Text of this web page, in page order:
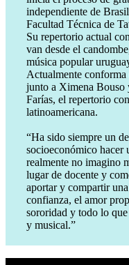
independiente de
Facultad Técnica de
Su repertorio actual
van desde el
música popular
Actualmente
junto a Ximena
Farías, el repertorio
latinoamericana.
“Ha sido siempre un
socioeconómico hacer
realmente no imagino
lugar de docente y
aportar y compartir
confianza, el amor
sororidad y todo lo
y musical.”